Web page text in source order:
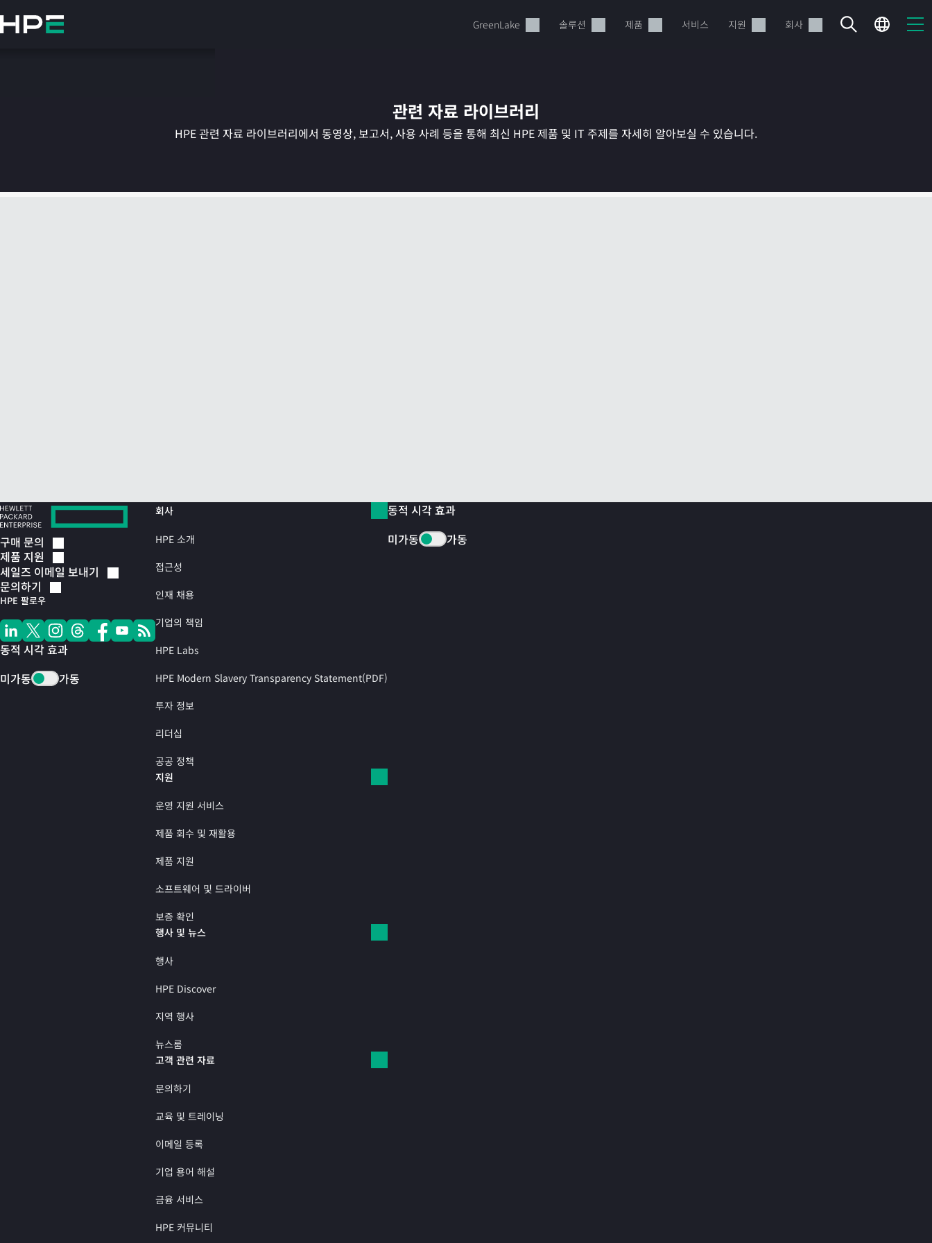
요
GreenLake 솔루션 제품 서비스 지원 회사
현재 장바구니가 비어있습니다
관련 자료 라이브러리
HPE 관련 자료 라이브러리에서 동영상, 보고서, 사용 사례 등을 통해 최신 HPE 제품 및 IT 주제를 자세히 알아보실 수 있습니다.
구매 문의
제품 지원
세일즈 이메일 보내기
문의하기
HPE 팔로우
동적 시각 효과
미가동
가동
회사
HPE 소개
접근성
인재 채용
기업의 책임
HPE Labs
HPE Modern Slavery Transparency Statement(PDF)
투자 정보
리더십
공공 정책
지원
운영 지원 서비스
제품 회수 및 재활용
제품 지원
소프트웨어 및 드라이버
보증 확인
행사 및 뉴스
행사
HPE Discover
지역 행사
뉴스룸
고객 관련 자료
문의하기
교육 및 트레이닝
이메일 등록
기업 용어 해설
금융 서비스
HPE 커뮤니티
동적 시각 효과
미가동
가동